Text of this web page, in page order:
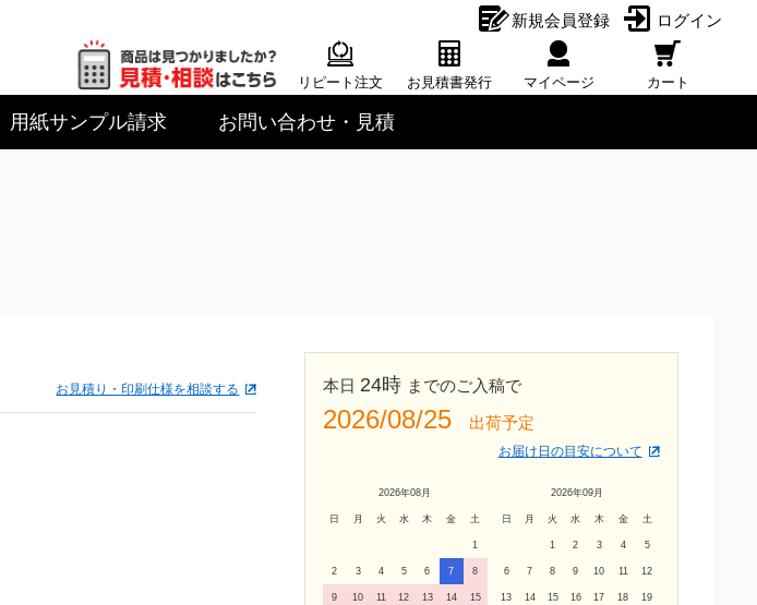
新規会員登録 ログイン
リピート注文
お見積書発行 マイページ カート
用紙サンプル請求 お問い合わせ・見積
お見積り・印刷仕様を相談する 本日 24時 までのご入稿で
2026/08/25 出荷予定
お届け日の目安について
2026年08月
日 月 火 水 木 金 土
1
2 3 4 5 6 7 8
9 10 11 12 13 14 15
2026年09月
日 月 火 水 木 金 土
1 2 3 4 5
6 7 8 9 10 11 12
13 14 15 16 17 18 19